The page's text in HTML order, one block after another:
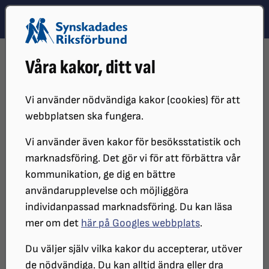
Våra kakor, ditt val
Vi använder nödvändiga kakor (cookies) för att
webbplatsen ska fungera.
Vi använder även kakor för besöksstatistik och
marknadsföring. Det gör vi för att förbättra vår
kommunikation, ge dig en bättre
användarupplevelse och möjliggöra
individanpassad marknadsföring. Du kan läsa
mer om det här på Googles webbplats.
Du väljer själv vilka kakor du accepterar, utöver
de nödvändiga. Du kan alltid ändra eller dra
Hoppa till innehåll
Hoppa till hitta snabbt
DISTRIKT
SRF SKÅNE OM SRF SKÅNE
SRF Ängelholm-Båstad